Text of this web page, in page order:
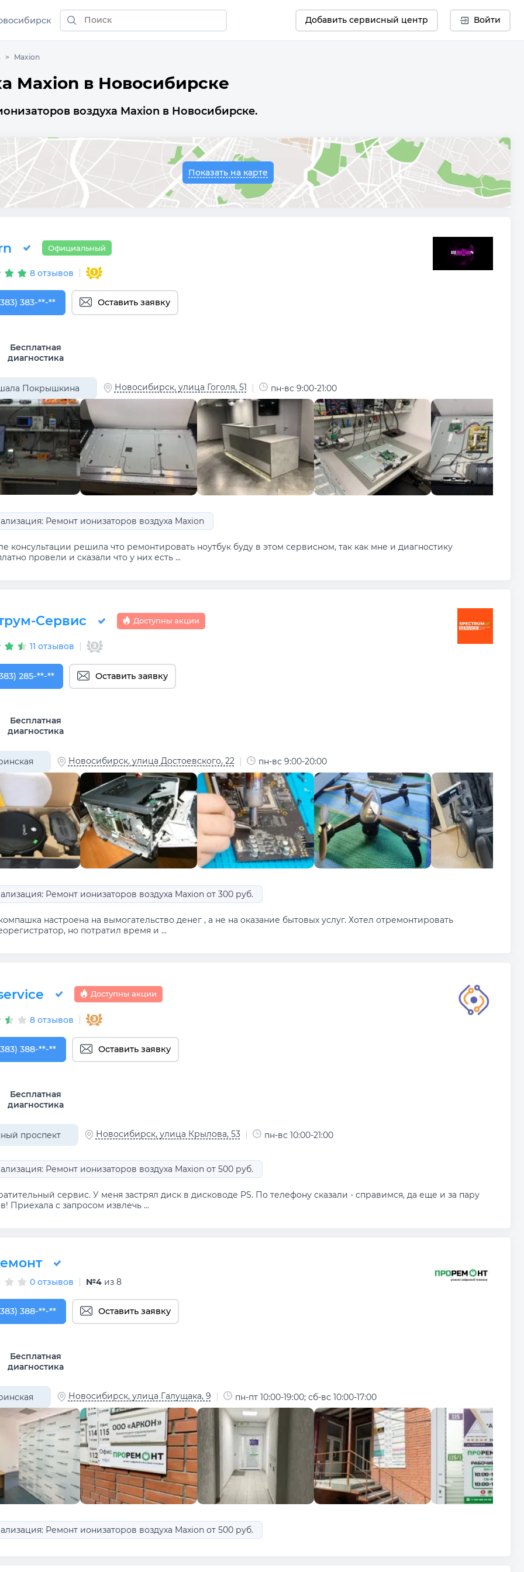
Добавить сервисный центр Войти
Maxion
Maxion в Новосибирске
воздуха Maxion в Новосибирске.
Показать на карте
Официальный
8 отзывов
383-29-30
383-**-** Оставить заявку
Бесплатная
диагностика
Покрышкина Новосибирск, улица Гоголя, 51 пн-вс 9:00-21:00
Ремонт ионизаторов воздуха Maxion
консультации решила что ремонтировать ноутбук буду в этом сервисном, так как мне и диагностику
провели и сказали что у них есть ...
Сервис Доступны акции
11 отзывов
285-96-21
285-**-** Оставить заявку
Бесплатная
диагностика
Новосибирск, улица Достоевского, 22 пн-вс 9:00-20:00
Ремонт ионизаторов воздуха Maxion от 300 руб.
настроена на вымогательство денег , а не на оказание бытовых услуг. Хотел отремонтировать
но потратил время и ...
Доступны акции
8 отзывов
388-93-76
388-**-** Оставить заявку
Бесплатная
диагностика
проспект Новосибирск, улица Крылова, 53 пн-вс 10:00-21:00
Ремонт ионизаторов воздуха Maxion от 500 руб.
сервис. У меня застрял диск в дисководе PS. По телефону сказали - справимся, да еще и за пару
Приехала с запросом извлечь ...
0 отзывов №4 из 8
388-83-89
388-**-** Оставить заявку
Бесплатная
диагностика
Новосибирск, улица Галущака, 9 пн-пт 10:00-19:00; сб-вс 10:00-17:00
Ремонт ионизаторов воздуха Maxion от 500 руб.